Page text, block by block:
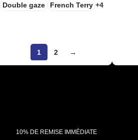
Double gaze French Terry +4
1 2 →
10% DE REMISE IMMÉDIATE